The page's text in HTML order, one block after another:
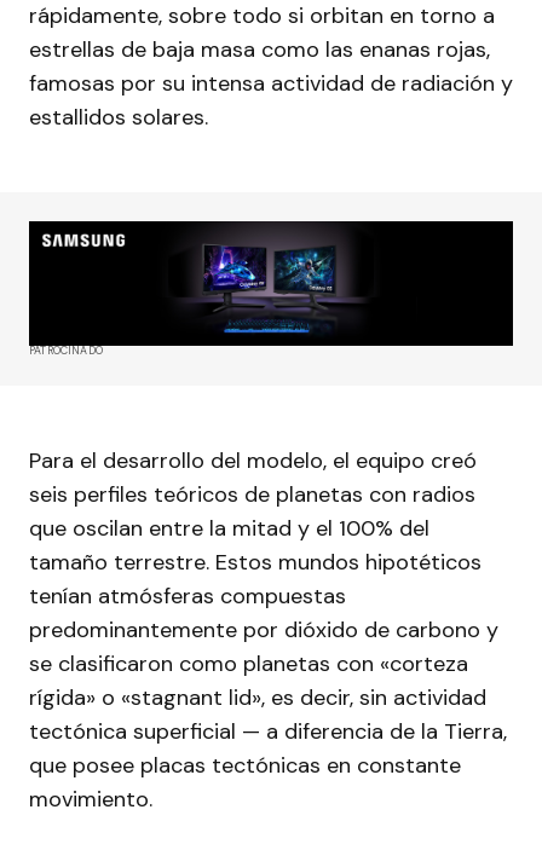
rápidamente, sobre todo si orbitan en torno a
estrellas de baja masa como las enanas rojas,
famosas por su intensa actividad de radiación y
estallidos solares.
PATROCINADO
Para el desarrollo del modelo, el equipo creó
seis perfiles teóricos de planetas con radios
que oscilan entre la mitad y el 100% del
tamaño terrestre. Estos mundos hipotéticos
tenían atmósferas compuestas
predominantemente por dióxido de carbono y
se clasificaron como planetas con «corteza
rígida» o «stagnant lid», es decir, sin actividad
tectónica superficial — a diferencia de la Tierra,
que posee placas tectónicas en constante
movimiento.